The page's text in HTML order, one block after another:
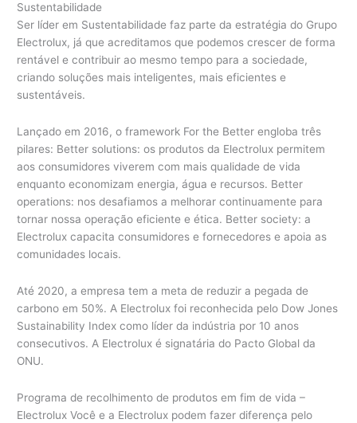
Sustentabilidade
Ser líder em Sustentabilidade faz parte da estratégia do Grupo
Electrolux, já que acreditamos que podemos crescer de forma
rentável e contribuir ao mesmo tempo para a sociedade,
criando soluções mais inteligentes, mais eficientes e
sustentáveis.
Lançado em 2016, o framework For the Better engloba três
pilares: Better solutions: os produtos da Electrolux permitem
aos consumidores viverem com mais qualidade de vida
enquanto economizam energia, água e recursos. Better
operations: nos desafiamos a melhorar continuamente para
tornar nossa operação eficiente e ética. Better society: a
Electrolux capacita consumidores e fornecedores e apoia as
comunidades locais.
Até 2020, a empresa tem a meta de reduzir a pegada de
carbono em 50%. A Electrolux foi reconhecida pelo Dow Jones
Sustainability Index como líder da indústria por 10 anos
consecutivos. A Electrolux é signatária do Pacto Global da
ONU.
Programa de recolhimento de produtos em fim de vida –
Electrolux Você e a Electrolux podem fazer diferença pelo